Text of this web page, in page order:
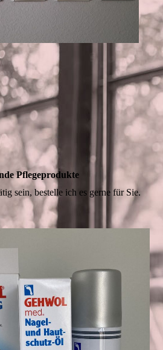
Pflegeprodukte
sein, bestelle ich es gerne für Sie.